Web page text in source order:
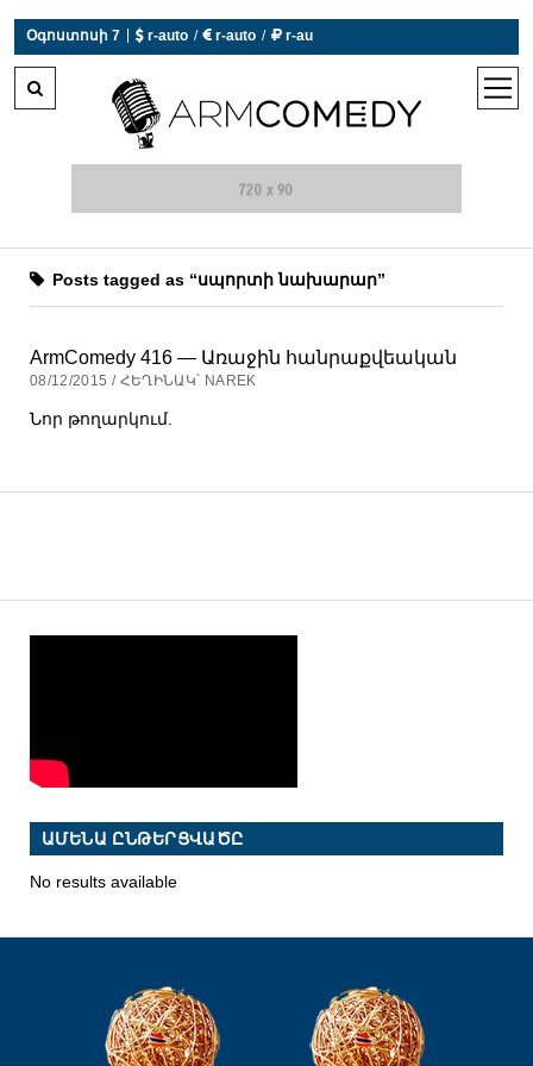
Օգոստոսի 7  r-auto /  r-auto /  r-au
open
Posts tagged as “սպորտի նախարար”
ArmComedy 416 — Առաջին հանրաքվեական
08/12/2015 / ՀԵՂԻՆԱԿ՝ NAREK
Նոր թողարկում.
ԱՄԵՆԱ ԸՆԹԵՐՑՎԱԾԸ
No results available